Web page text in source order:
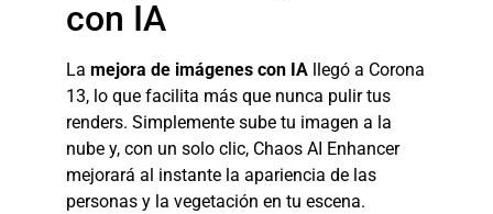
con IA
La mejora de imágenes con IA llegó a Corona
13, lo que facilita más que nunca pulir tus
renders. Simplemente sube tu imagen a la
nube y, con un solo clic, Chaos AI Enhancer
mejorará al instante la apariencia de las
personas y la vegetación en tu escena.